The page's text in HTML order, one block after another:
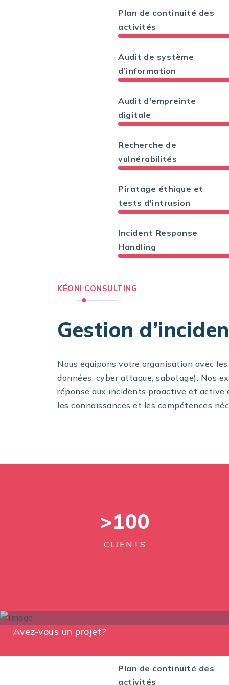
Plan de continuité des
activités
Audit de système
d’information
Audit d'empreinte
digitale
Recherche de
vulnérabilités
Piratage éthique et
tests d'intrusion
Incident Response
Handling
KÉONI CONSULTING
Gestion
Nous équipons votre organisation avec
données, cyber attaque, sabotage). Nos
réponse aux incidents proactive et
les connaissances et les compétences
>100
CLIENTS
Avez-vous un projet?
Plan de continuité des
activités